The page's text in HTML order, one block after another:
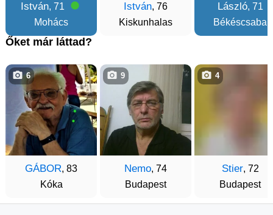
István, 71
Mohács
István, 76
Kiskunhalas
László, 71
Békéscsaba
Őket már láttad?
GÁBOR, 83
Kóka
6
Nemo, 74
Budapest
9
Stier, 72
Budapest
4